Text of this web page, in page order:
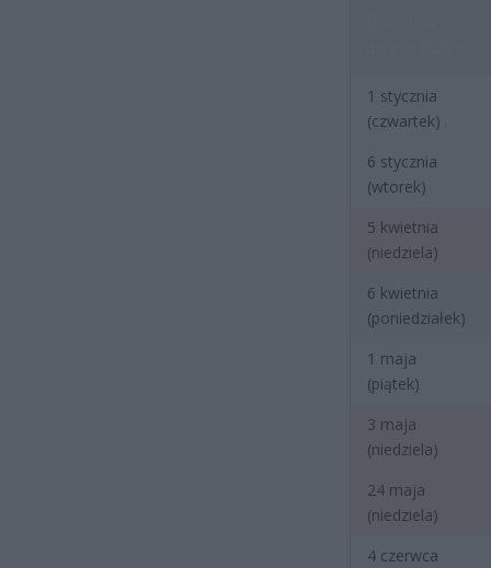
1 stycznia
(czwartek)
6 stycznia
(wtorek)
5 kwietnia
(niedziela)
6 kwietnia
(poniedziałek)
1 maja
(piątek)
3 maja
(niedziela)
24 maja
(niedziela)
4 czerwca